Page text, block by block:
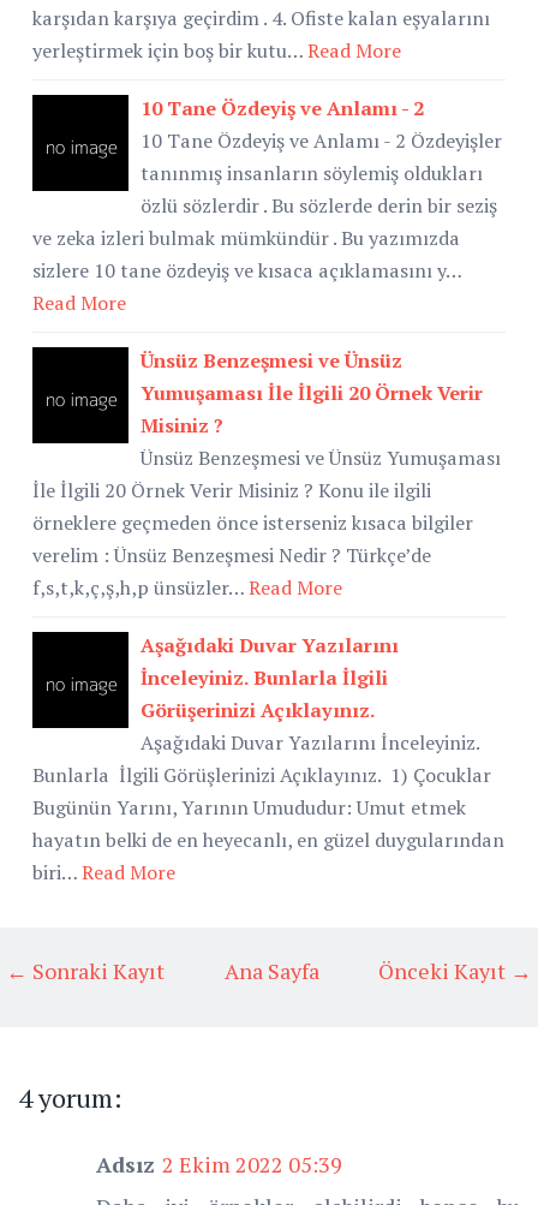
karşıdan karşıya geçirdim . 4. Ofiste kalan eşyalarını
yerleştirmek için boş bir kutu…Read More
10 Tane Özdeyiş ve Anlamı - 2
10 Tane Özdeyiş ve Anlamı - 2 Özdeyişler
tanınmış insanların söylemiş oldukları
özlü sözlerdir . Bu sözlerde derin bir seziş
ve zeka izleri bulmak mümkündür . Bu yazımızda
sizlere 10 tane özdeyiş ve kısaca açıklamasını y…
Read More
Ünsüz Benzeşmesi ve Ünsüz
Yumuşaması İle İlgili 20 Örnek Verir
Misiniz ?
Ünsüz Benzeşmesi ve Ünsüz Yumuşaması
İle İlgili 20 Örnek Verir Misiniz ? Konu ile ilgili
örneklere geçmeden önce isterseniz kısaca bilgiler
verelim : Ünsüz Benzeşmesi Nedir ? Türkçe’de
f,s,t,k,ç,ş,h,p ünsüzler…Read More
Aşağıdaki Duvar Yazılarını
İnceleyiniz. Bunlarla İlgili
Görüşerinizi Açıklayınız.
Aşağıdaki Duvar Yazılarını İnceleyiniz.
Bunlarla İlgili Görüşlerinizi Açıklayınız. 1) Çocuklar
Bugünün Yarını, Yarının Umududur: Umut etmek
hayatın belki de en heyecanlı, en güzel duygularından
biri…Read More
← Sonraki Kayıt Önceki Kayıt →
Ana Sayfa
4 yorum:
Adsız 2 Ekim 2022 05:39